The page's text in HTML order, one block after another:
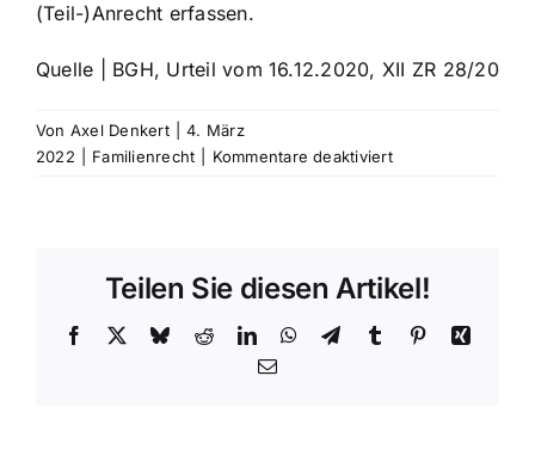
(Teil-)Anrecht erfassen.
Quelle | BGH, Urteil vom 16.12.2020, XII ZR 28/20
Von Axel Denkert
4. März
2022
Familienrecht Kommentare deaktiviertfür
Teilen Sie diesen Artikel!
Facebook BlueskyRedditLinkedInWhatsApp
TelegramTumblr PinterestXing
E-